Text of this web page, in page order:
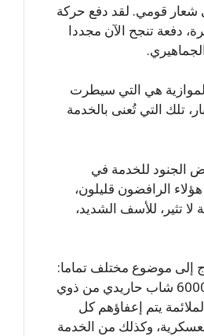
شعار قومي. لقد دفع حركة
دفعة تنجح الآن مجددا
هي التي سيطرت
تلك التي تُعنى بالخدمة
الجنود للخدمة في
الرافضون قليلون،
تثير، للأسف الشديد،
إلى موضوع مختلف تماما:
الحقيقة بأن نحو 6000 شاب حاريدي من ذوي
يتم إعفاؤهم كل
وكذلك من الخدمة